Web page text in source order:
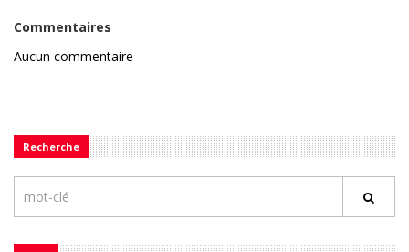
Commentaires
Aucun commentaire
Recherche